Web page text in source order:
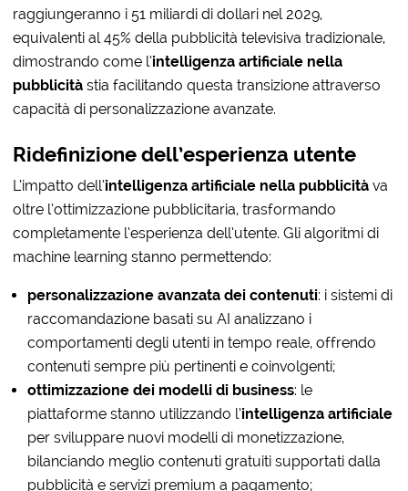
raggiungeranno i 51 miliardi di dollari nel 2029,
equivalenti al 45% della pubblicità televisiva tradizionale,
dimostrando come l’intelligenza artificiale nella
pubblicitàstia facilitando questa transizione attraverso
capacità di personalizzazione avanzate.
Ridefinizione dell’esperienza utente
L’impatto dell’intelligenza artificiale nella pubblicità va
oltre l’ottimizzazione pubblicitaria, trasformando
completamente l’esperienza dell’utente. Gli algoritmi di
machine learning stanno permettendo:
personalizzazione avanzata dei contenuti: i sistemi di
raccomandazione basati su AI analizzano i
comportamenti degli utenti in tempo reale, offrendo
contenuti sempre più pertinenti e coinvolgenti;
ottimizzazione dei modelli di business: le
piattaforme stanno utilizzando l’intelligenza artificiale
per sviluppare nuovi modelli di monetizzazione,
bilanciando meglio contenuti gratuiti supportati dalla
pubblicità e servizi premium a pagamento;